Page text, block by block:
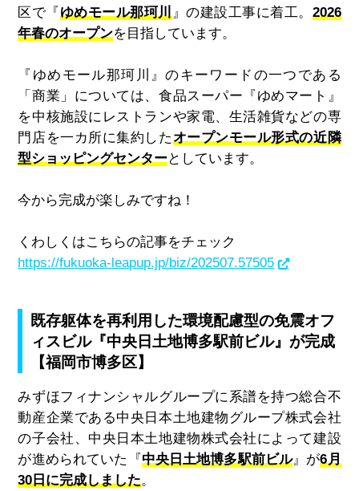
区で『ゆめモール那珂川』の建設工事に着工。 2026
年春のオープンを目指しています。
『ゆめモール那珂川』のキーワードの一つである
「商業」については、食品スーパー『ゆめマート』
を中核施設にレストランや家電、生活雑貨などの専
門店を一カ所に集約したオープンモール形式の近隣
型ショッピングセンターとしています。
今から完成が楽しみですね！
くわしくはこちらの記事をチェック
https://fukuoka-leapup.jp/biz/202507.57505
既存躯体を再利用した環境配慮型の免震オフ
ィスビル『中央日土地博多駅前ビル』が完成
【福岡市博多区】
みずほフィナンシャルグループに系譜を持つ総合不
動産企業である中央日本土地建物グループ株式会社
の子会社、中央日本土地建物株式会社によって建設
が進められていた『中央日土地博多駅前ビル』が6月
30日に完成しました。